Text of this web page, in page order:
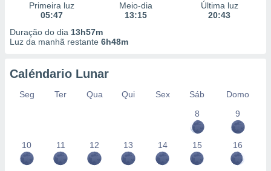
Primeira luz
05:47
Meio-dia
13:15
Última luz
20:43
Duração do dia 13h57m
Luz da manhã restante 6h48m
Caléndario Lunar
Seg Ter Qua Qui Sex Sáb
Domo
8
9
10 11 12 13 14 15 16